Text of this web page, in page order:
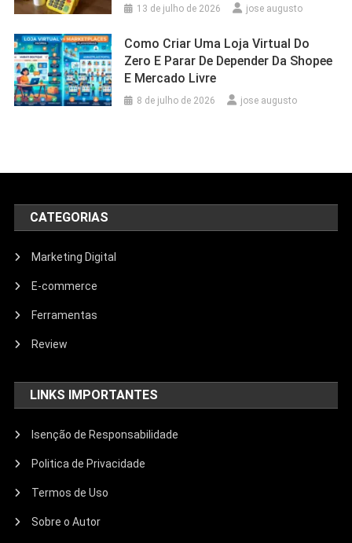
13 de julho de 2026 jose augusto
Como Criar Uma Loja Virtual Do
Zero E Parar De Depender Da Shopee
E Mercado Livre
8 de julho de 2026 jose augusto
CATEGORIAS
Marketing Digital
E-commerce
Ferramentas
Review
LINKS IMPORTANTES
Isenção de Responsabilidade
Politica de Privacidade
Termos de Uso
Sobre o Autor